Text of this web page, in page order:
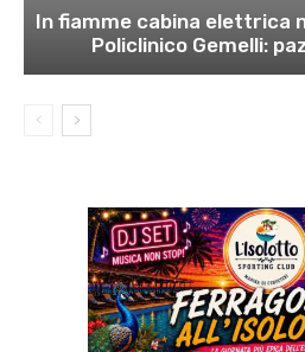
In fiamme cabina elettrica
Policlinico Gemelli: